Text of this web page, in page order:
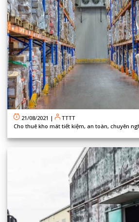
21/08/2021 |
TTTT
Cho thuê kho mát tiết kiệm, an toàn, chuyên